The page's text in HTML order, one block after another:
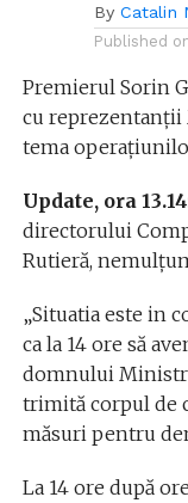
By Catalin
Published
Premierul Sorin
cu
tema
Update, ora
directorului
Rutieră,
„Situatia este in
ca la 14 ore să
domnului
trimită corpul de
măsuri pentru
La 14 ore după